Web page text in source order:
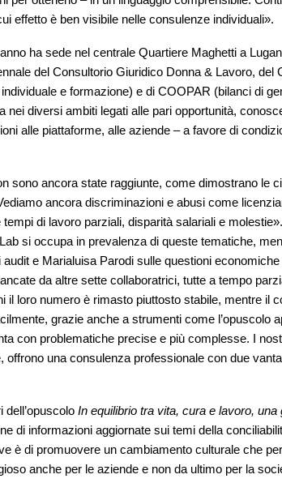
effetto è ben visibile nelle consulenze individuali».
ha sede nel centrale Quartiere Maghetti a
del Consultorio Giuridico Donna & Lavoro, del
e formazione) e di COOPAR (bilanci di
nei diversi ambiti legati alle pari opportunità,
alle piattaforme, alle aziende – a favore di
sono ancora state raggiunte, come dimostrano le
ancora discriminazioni e abusi come
tempi di lavoro parziali, disparità salariali e
si occupa in prevalenza di queste tematiche,
audit e Marialuisa Parodi sulle questioni
da altre sette collaboratrici, tutte a tempo
il loro numero è rimasto piuttosto stabile, mentre il
grazie anche a strumenti come l’opuscolo
con problematiche precise e più complesse. I
offrono una consulenza professionale con due
dell’opuscolo In equilibrio tra vita, cura e lavoro,
di informazioni aggiornate sui temi della
è di promuovere un cambiamento culturale che
anche per le aziende e non da ultimo per la